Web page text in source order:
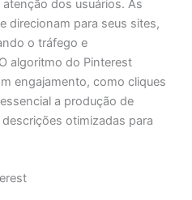
dos usuários. As
direcionam para seus sites,
o tráfego e
algoritmo do Pinterest
engajamento, como cliques
a produção de
otimizadas para